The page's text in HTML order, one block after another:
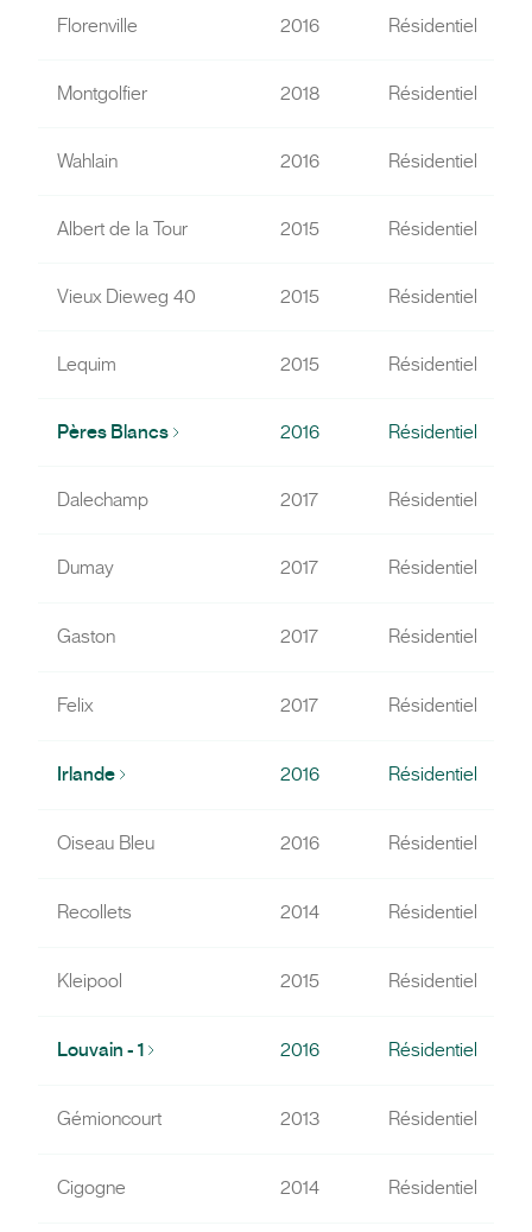
Florenville 2016 Résidentiel
Montgolfier 2018 Résidentiel
Wahlain 2016 Résidentiel
Albert de la Tour 2015 Résidentiel
Vieux Dieweg 40 2015 Résidentiel
Lequim 2015 Résidentiel
Pères Blancs 2016 Résidentiel
Dalechamp 2017 Résidentiel
Dumay 2017 Résidentiel
Gaston 2017 Résidentiel
Felix 2017 Résidentiel
Irlande 2016 Résidentiel
Oiseau Bleu 2016 Résidentiel
Recollets 2014 Résidentiel
Kleipool 2015 Résidentiel
Louvain - 1 2016 Résidentiel
Gémioncourt 2013 Résidentiel
Cigogne 2014 Résidentiel